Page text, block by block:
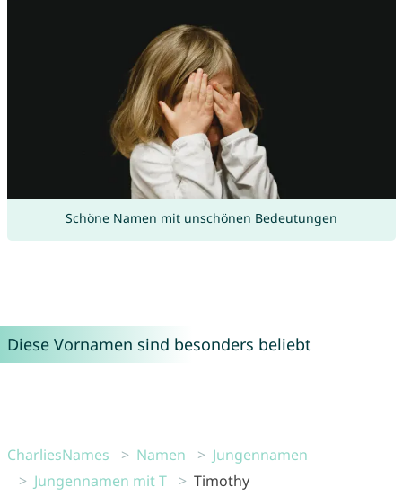
Schöne Namen mit unschönen Bedeutungen
Diese Vornamen sind besonders beliebt
CharliesNames Namen
Jungennamen
Jungennamen mit T
Timothy